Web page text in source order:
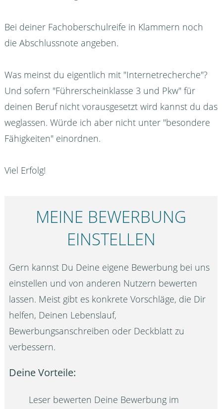
Bei deiner Fachoberschulreife in Klammern noch
die Abschlussnote angeben.
Was meinst du eigentlich mit "Internetrecherche"?
Und sofern "Führerscheinklasse 3 und Pkw" für
deinen Beruf nicht vorausgesetzt wird kannst du das
weglassen. Würde ich aber nicht unter "besondere
Fähigkeiten" einordnen.
Viel Erfolg!
MEINE BEWERBUNG
EINSTELLEN
Gern kannst Du Deine eigene Bewerbung bei uns
einstellen und von anderen Nutzern bewerten
lassen. Meist gibt es konkrete Vorschläge, die Dir
helfen, Deinen Lebenslauf,
Bewerbungsanschreiben oder Deckblatt zu
verbessern.
Deine Vorteile:
Leser bewerten Deine Bewerbung im